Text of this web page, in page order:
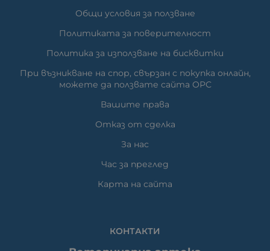
Общи условия за ползване
Политиката за поверителност
Политика за използване на бисквитки
При възникване на спор, свързан с покупка онлайн,
можете да ползвате сайта ОРС
Вашите права
Отказ от сделка
За нас
Час за преглед
Карта на сайта
КОНТАКТИ